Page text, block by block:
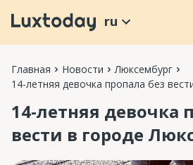
ru
Главная Новости
Люксембург
14-летняя девочка пропала без
14-летняя девочка
вести в городе